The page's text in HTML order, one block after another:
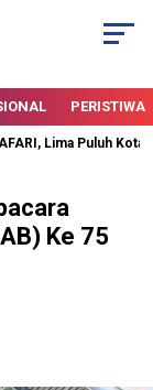
PERISTIWA
Lima Puluh Kota
Ke 75